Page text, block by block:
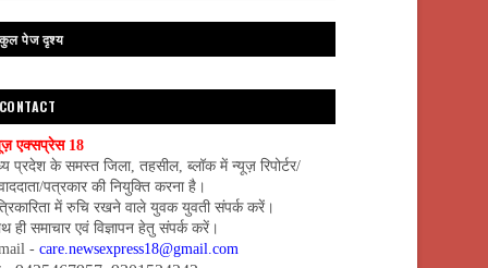
पेज दृश्य
CONTACT
एक्सप्रेस 18
प्रदेश के समस्त जिला, तहसील, ब्लॉक में न्यूज़ रिपोर्टर/
पत्रकार की नियुक्ति करना है।
में रुचि रखने वाले युवक युवती संपर्क करें।
ही समाचार एवं विज्ञापन हेतु संपर्क करें।
- care.newsexpress18@gmail.com